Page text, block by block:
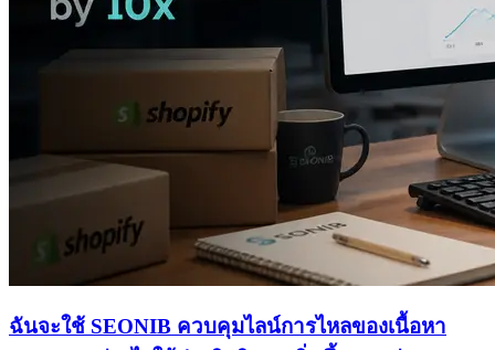
ฉันจะใช้ SEONIB ควบคุมไลน์การไหลของเนื้อหา